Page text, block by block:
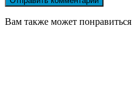
Вам также может понравиться